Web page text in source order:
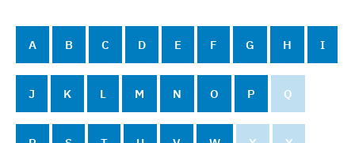
A B C D E F G H I
J K L M N O P Q